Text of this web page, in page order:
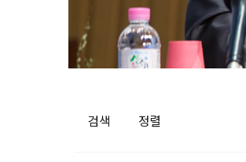
검색 정렬